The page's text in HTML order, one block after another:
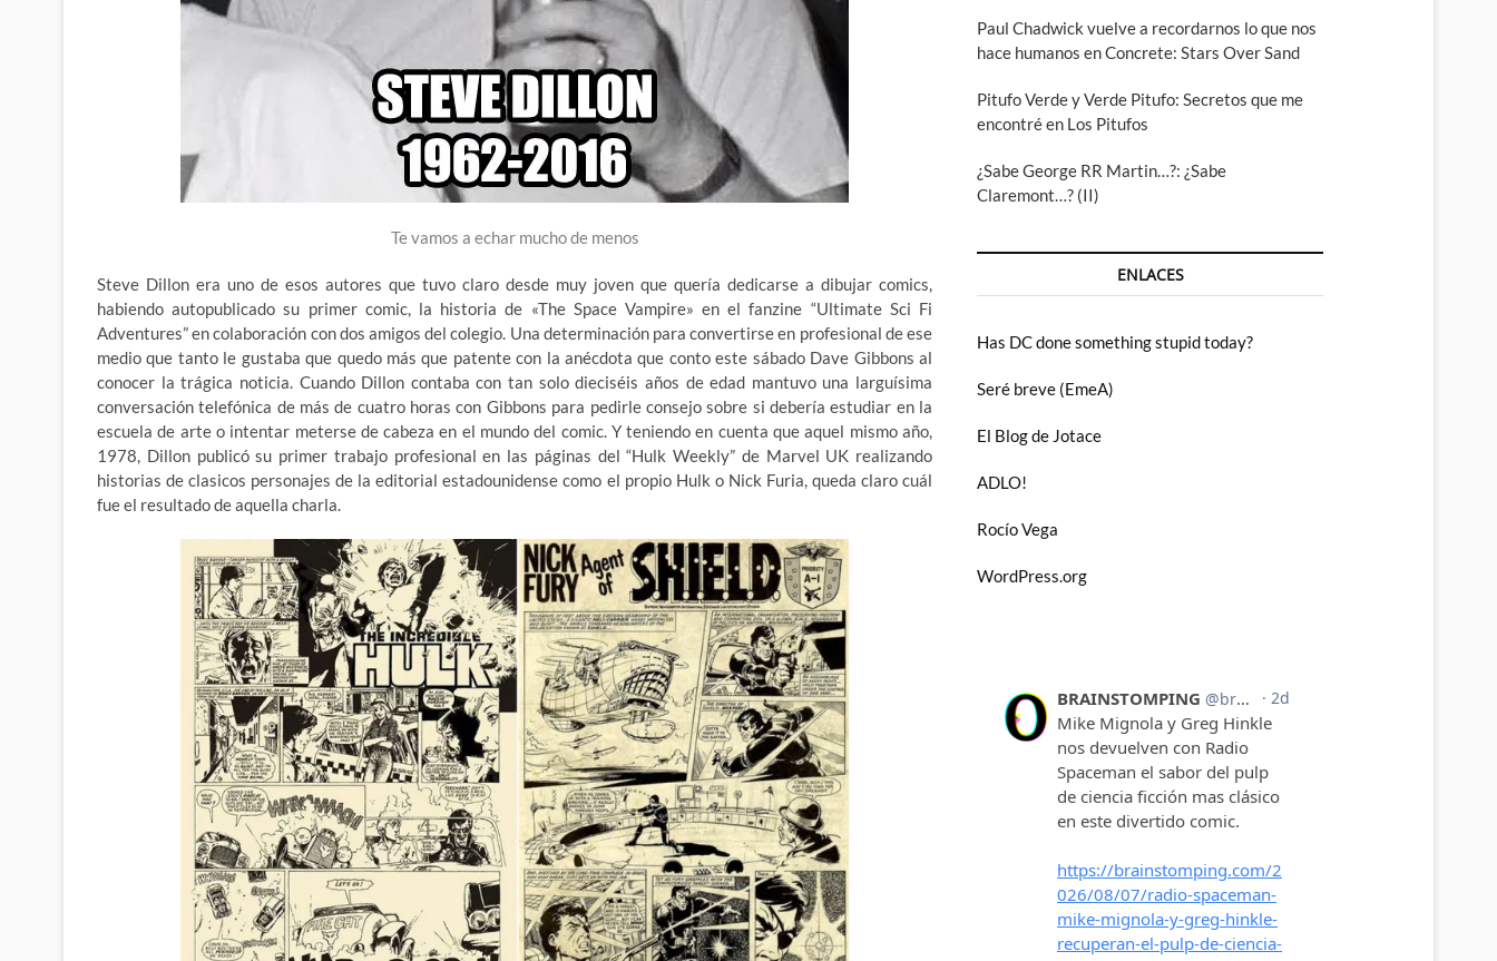
Te vamos a echar mucho de menos
Steve Dillon era uno de esos autores que tuvo claro desde muy joven que quería dedicarse a dibujar comics,
habiendo autopublicado su primer comic, la historia de «The Space Vampire» en el fanzine “Ultimate Sci Fi
Adventures” en colaboración con dos amigos del colegio. Una determinación para convertirse en profesional de ese
medio que tanto le gustaba que quedo más que patente con la anécdota que conto este sábado Dave Gibbons al
conocer la trágica noticia. Cuando Dillon contaba con tan solo dieciséis años de edad mantuvo una larguísima
conversación telefónica de más de cuatro horas con Gibbons para pedirle consejo sobre si debería estudiar en la
escuela de arte o intentar meterse de cabeza en el mundo del comic. Y teniendo en cuenta que aquel mismo año,
1978, Dillon publicó su primer trabajo profesional en las páginas del “Hulk Weekly” de Marvel UK realizando
historias de clasicos personajes de la editorial estadounidense como el propio Hulk o Nick Furia, queda claro cuál
fue el resultado de aquella charla.
Paul Chadwick vuelve a recordarnos lo que nos
hace humanos en Concrete: Stars Over Sand
Pitufo Verde y Verde Pitufo: Secretos que me
encontré en Los Pitufos
¿Sabe George RR Martin…?: ¿Sabe
Claremont…? (II)
ENLACES
Has DC done something stupid today?
Seré breve (EmeA)
El Blog de Jotace
ADLO!
Rocío Vega
WordPress.org